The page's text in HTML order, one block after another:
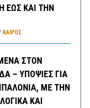
ΕΩΣ ΚΑΙ ΤΗΝ
ΚΑΙΡΌΣ
ΣΤΟΝ
– ΥΠΟΨΙΕΣ ΓΙΑ
ΜΕ ΤΗΝ
ΚΑΙ